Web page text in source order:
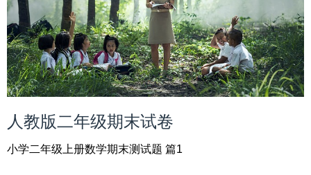
人教版二年级期末试卷
小学二年级上册数学期末测试题 篇1